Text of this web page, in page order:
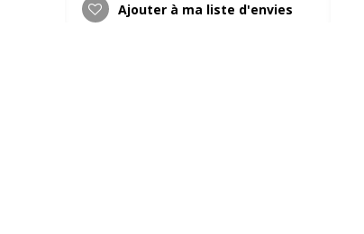
Ajouter à ma liste d'envies